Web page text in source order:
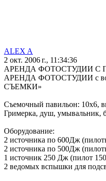
ALEX A
2 окт. 2006 г., 11:34:36
АРЕНДА ФОТОСТУДИИ С
АРЕНДА ФОТОСТУДИИ с
СЪЕМКИ»
Съемочный павильон: 10х6,
Гримерка, душ, умывальник,
Оборудование:
2 источника по 600Дж
2 источника по 500Дж
1 источник 250 Дж (пилот
2 ведомых вспышки для